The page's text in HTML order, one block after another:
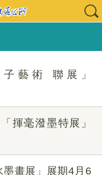
藝術 聯展」
揮毫潑墨特展」
墨畫展」展期4月6